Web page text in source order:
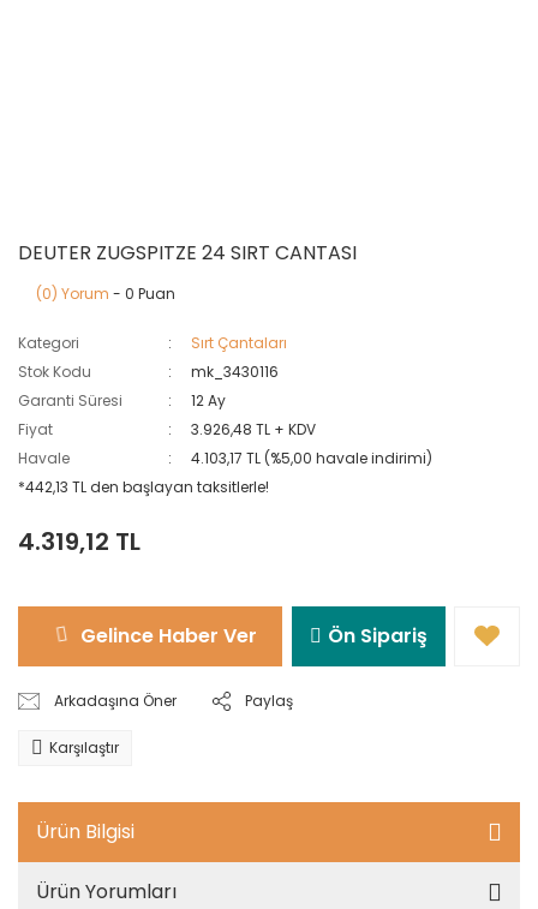
DEUTER ZUGSPITZE 24 SIRT CANTASI
(0) Yorum - 0 Puan
Kategori
Sırt Çantaları
Stok Kodu
mk_3430116
Garanti Süresi
12 Ay
Fiyat
3.926,48 TL + KDV
Havale
4.103,17 TL (%5,00 havale indirimi)
*442,13 TL den başlayan taksitlerle!
4.319,12 TL
Gelince Haber Ver Ön Sipariş
Arkadaşına Öner Paylaş
Karşılaştır
Ürün Bilgisi
Ürün Yorumları